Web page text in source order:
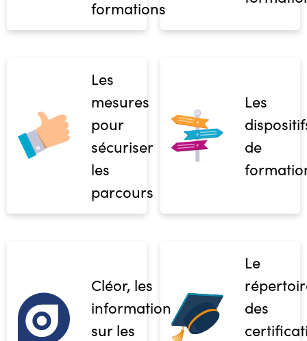
formations
Les
mesures
pour
sécuriser
les
parcours
Les
de
Cléor, les
informations
sur les
Le
des